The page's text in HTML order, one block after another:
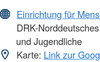
Einrichtung für
DRK-
und Jugendliche
Karte: Link zur